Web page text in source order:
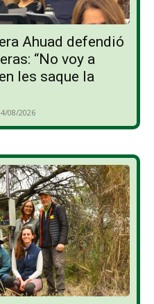
Ahuad defendió
“No voy a
les saque la
08/2026